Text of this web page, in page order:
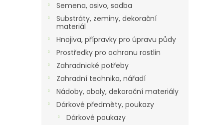
Semena, osivo, sadba
Substráty, zeminy, dekorační
materiál
Hnojiva, přípravky pro úpravu půdy
Prostředky pro ochranu rostlin
Zahradnické potřeby
Zahradní technika, nářadí
Nádoby, obaly, dekorační materiály
Dárkové předměty, poukazy
Dárkové poukazy